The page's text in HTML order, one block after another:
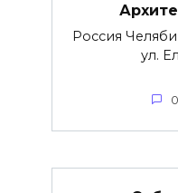
Россия
ул.
0